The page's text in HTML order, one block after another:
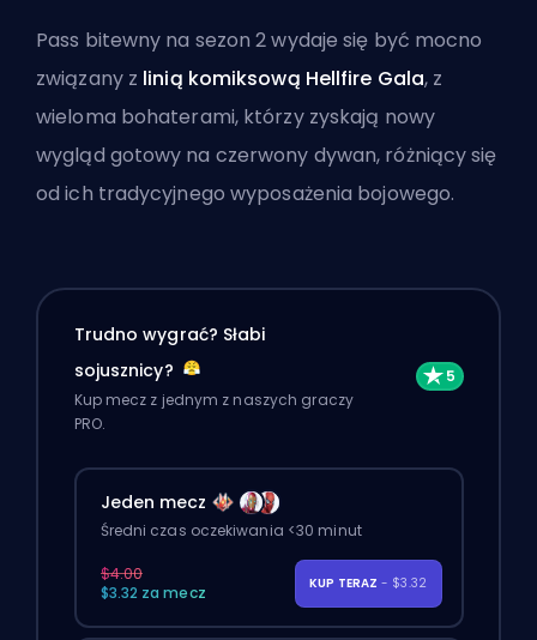
Pass bitewny na sezon 2 wydaje się być mocno
związany z linią komiksową Hellfire Gala, z
wieloma bohaterami, którzy zyskają nowy
wygląd gotowy na czerwony dywan, różniący się
od ich tradycyjnego wyposażenia bojowego.
Trudno wygrać? Słabi
sojusznicy?
Kup mecz z jednym z naszych graczy
PRO.
Jeden mecz
Średni czas oczekiwania <30 minut
$4.00
$3.32 za mecz
KUP TERAZ - $3.32